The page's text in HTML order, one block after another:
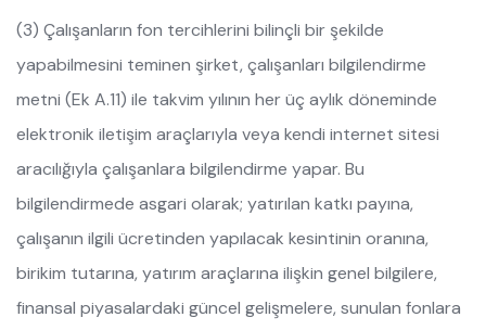
(3) Çalışanların fon tercihlerini bilinçli bir şekilde
yapabilmesini teminen şirket, çalışanları bilgilendirme
metni (Ek A.11) ile takvim yılının her üç aylık döneminde
elektronik iletişim araçlarıyla veya kendi internet sitesi
aracılığıyla çalışanlara bilgilendirme yapar. Bu
bilgilendirmede asgari olarak; yatırılan katkı payına,
çalışanın ilgili ücretinden yapılacak kesintinin oranına,
birikim tutarına, yatırım araçlarına ilişkin genel bilgilere,
finansal piyasalardaki güncel gelişmelere, sunulan fonlara